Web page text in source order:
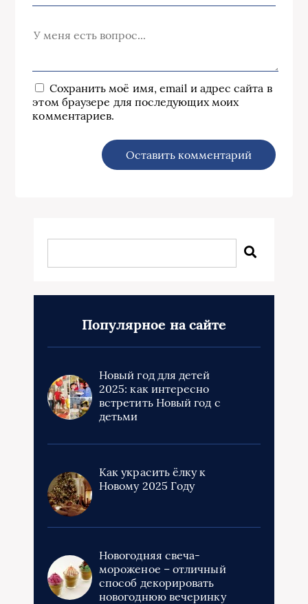
Сохранить моё имя, email и адрес сайта в
этом браузере для последующих моих
комментариев.
Популярное на сайте
Новый год для детей
2025: как интересно
встретить Новый год с
детьми
Как украсить ёлку к
Новому 2025 Году
Новогодняя свеча-
мороженое – отличный
способ декорировать
новогоднюю вечеринку